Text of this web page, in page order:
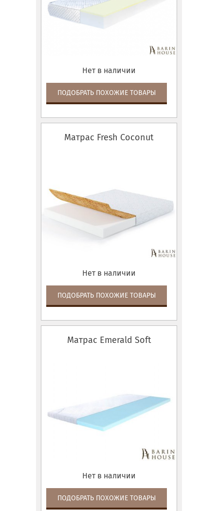
Нет в наличии
ПОДОБРАТЬ ПОХОЖИЕ ТОВАРЫ
Матрас Fresh Coconut
Нет в наличии
ПОДОБРАТЬ ПОХОЖИЕ ТОВАРЫ
Матрас Emerald Soft
Нет в наличии
ПОДОБРАТЬ ПОХОЖИЕ ТОВАРЫ